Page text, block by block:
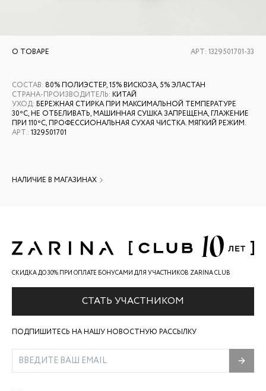
О ТОВАРЕ АРТ: 1329501701-33
СОСТАВ: 80% ПОЛИЭСТЕР, 15% ВИСКОЗА, 5% ЭЛАСТАН
СТРАНА-ПРОИЗВОДИТЕЛЬ: КИТАЙ
УХОД: БЕРЕЖНАЯ СТИРКА ПРИ МАКСИМАЛЬНОЙ ТЕМПЕРАТУРЕ
30ºС, НЕ ОТБЕЛИВАТЬ, МАШИННАЯ СУШКА ЗАПРЕЩЕНА, ГЛАЖЕНИЕ
ПРИ 110ºС, ПРОФЕССИОНАЛЬНАЯ СУХАЯ ЧИСТКА. МЯГКИЙ РЕЖИМ.
АРТ.: 1329501701
НАЛИЧИЕ В МАГАЗИНАХ
СКИДКА ДО 30% ПРИ ОПЛАТЕ БОНУСАМИ ДЛЯ УЧАСТНИКОВ ZARINA CLUB
СТАТЬ УЧАСТНИКОМ
ПОДПИШИТЕСЬ НА НАШУ НОВОСТНУЮ РАССЫЛКУ